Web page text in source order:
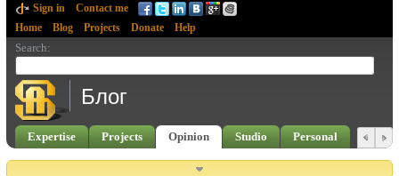
Sign in
Contact me
Home
Blog Projects Donate Help
Search:
Блог
Expertise Projects Opinion Studio Personal